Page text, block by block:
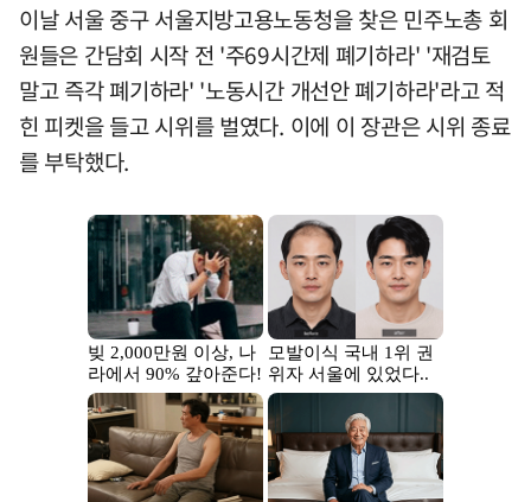
이날 서울 중구 서울지방고용노동청을 찾은 민주노총 회
원들은 간담회 시작 전 '주69시간제 폐기하라' '재검토
말고 즉각 폐기하라' '노동시간 개선안 폐기하라'라고 적
힌 피켓을 들고 시위를 벌였다. 이에 이 장관은 시위 종료
를 부탁했다.